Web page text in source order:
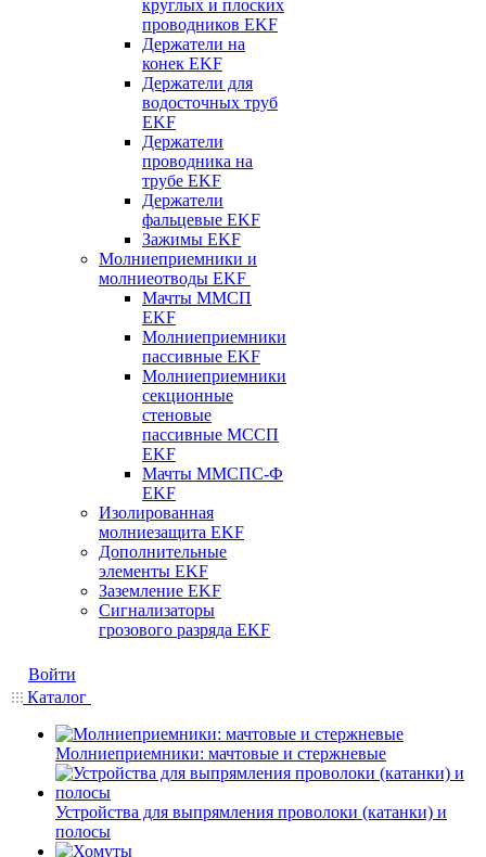
круглых и плоских
проводников EKF
Держатели на
конек EKF
Держатели для
водосточных труб
EKF
Держатели
проводника на
трубе EKF
Держатели
фальцевые EKF
Зажимы EKF
Молниеприемники и
молниеотводы EKF
Мачты ММСП
EKF
Молниеприемники
пассивные EKF
Молниеприемники
секционные
стеновые
пассивные МССП
EKF
Мачты ММСПС-Ф
EKF
Изолированная
молниезащита EKF
Дополнительные
элементы EKF
Заземление EKF
Сигнализаторы
грозового разряда EKF
Войти
Каталог
Молниеприемники: мачтовые и стержневые
Устройства для выпрямления проволоки (катанки) и
полосы